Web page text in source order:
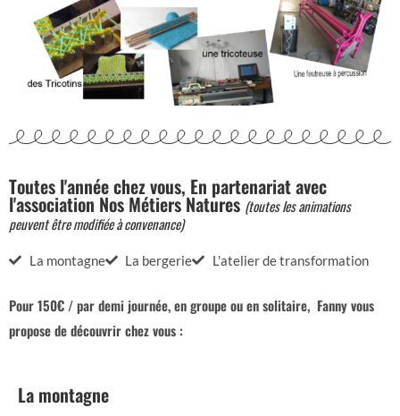
Toutes l'année chez vous, En partenariat avec
l'association Nos Métiers Natures (toutes les animations
peuvent être modifiée à convenance)
La montagne La bergerie L'atelier de transformation
Pour 150€ / par demi journée, en groupe ou en solitaire, Fanny vous
propose de découvrir chez vous :
La montagne